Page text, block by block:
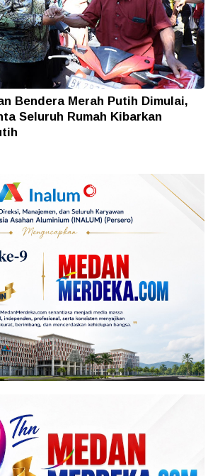
Bendera Merah Putih Dimulai,
Seluruh Rumah Kibarkan